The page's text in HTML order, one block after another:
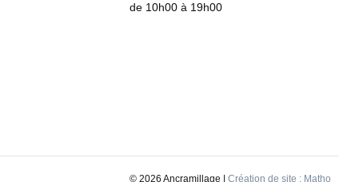
de 10h00 à 19h00
© 2026 Ancramillage | Création de site : Matho